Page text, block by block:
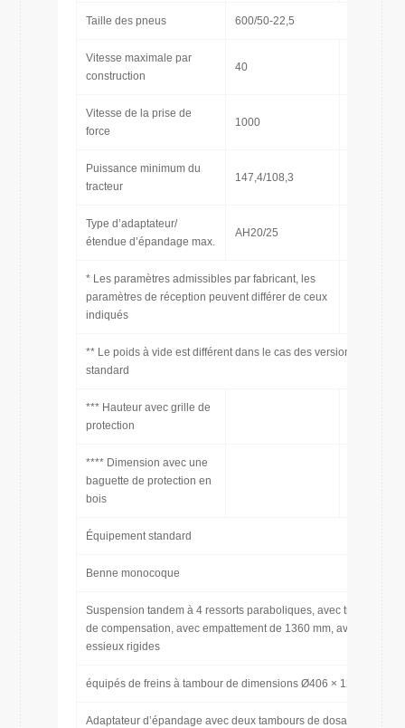
Taille des pneus 600/50-22,5
Vitesse maximale par
construction
40
Vitesse de la prise de
force
1000
Puissance minimum du
tracteur
147,4/108,3
Type d’adaptateur/
étendue d’épandage max.
AH20/25
* Les paramètres admissibles par fabricant, les
paramètres de réception peuvent différer de ceux
indiqués
** Le poids à vide est différent dans le cas des versions non
standard
*** Hauteur avec grille de
protection
**** Dimension avec une
baguette de protection en
bois
Équipement standard
Benne monocoque
Suspension tandem à 4 ressorts paraboliques, avec triangles
de compensation, avec empattement de 1360 mm, avec
essieux rigides
équipés de freins à tambour de dimensions Ø406 × 120 mm
Adaptateur d’épandage avec deux tambours de dosage à vis